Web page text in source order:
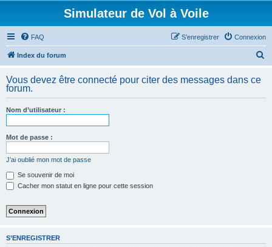
Simulateur de Vol à Voile
FAQ Connexion
S’enregistrer
Index du forum
h
Vous devez être connecté pour citer des messages dans ce
forum.
Nom d’utilisateur :
Mot de passe :
J’ai oublié mon mot de passe
Se souvenir de moi
Cacher mon statut en ligne pour cette session
S’ENREGISTRER